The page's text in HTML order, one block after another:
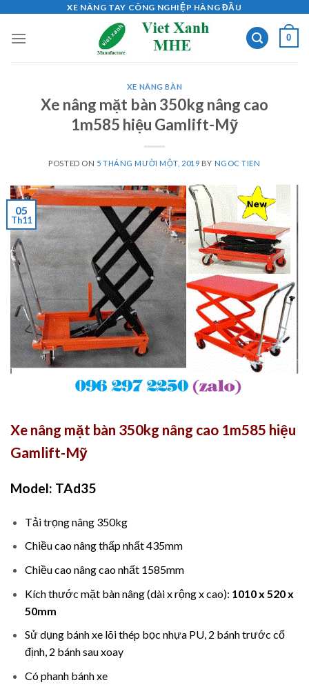
content
XE NÂNG TAY CÔNG NGHIỆP HÀNG ĐẦU
0
XE NÂNG BÀN
Xe nâng mặt bàn 350kg nâng cao
1m585 hiệu Gamlift-Mỹ
POSTED ON 5 THÁNG MƯỜI MỘT, 2019 BY NGOC TIEN
05
Th11
Xe nâng mặt bàn 350kg nâng cao 1m585 hiệu
Gamlift-Mỹ
Model: TAd35
Tải trọng nâng 350kg
Chiều cao nâng thấp nhất 435mm
Chiều cao nâng cao nhất 1585mm
Kích thước mặt bàn nâng (dài x rộng x cao): 1010 x 520 x
50mm
Sử dụng bánh xe lõi thép bọc nhựa PU, 2 bánh trước cố
định, 2 bánh sau xoay
Có phanh bánh xe